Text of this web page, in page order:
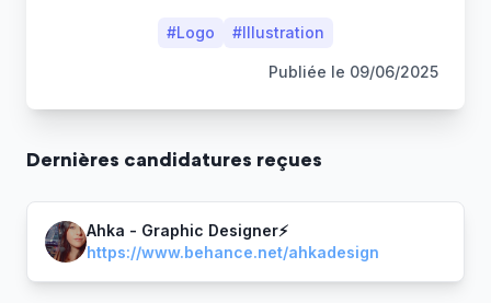
#Logo #Illustration
Publiée le 09/06/2025
Dernières candidatures reçues
Ahka - Graphic Designer⚡
https://www.behance.net/ahkadesign